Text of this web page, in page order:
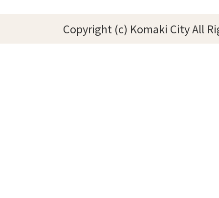
Copyright (c) Komaki City All